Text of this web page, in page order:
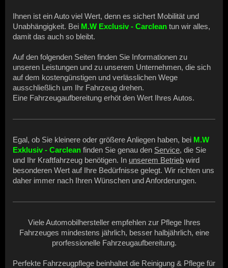
Ihnen ist ein Auto viel Wert, denn es sichert Mobilität und
Unabhängigkeit. Bei M.W Exclusiv - Carclean tun wir alles,
damit das auch so bleibt.
Auf den folgenden Seiten finden Sie Informationen zu
unseren Leistungen und zu unserem Unternehmen, die sich
auf dem kostengünstigen und verlässlichen Wege
ausschließlich um Ihr Fahrzeug drehen.
Eine Fahrzeugaufbereitung erhöt den Wert Ihres Autos.
Egal, ob Sie kleinere oder größere Anliegen haben, bei M.W
Exklusiv - Carclean finden Sie genau den Service, die Sie
und Ihr Kraftfahrzeug benötigen. In unserem Betrieb wird
besonderen Wert auf Ihre Bedürfnisse gelegt. Wir richten uns
daher immer nach Ihren Wünschen und Anforderungen.
Viele Automobilhersteller empfehlen zur Pflege Ihres
Fahrzeuges mindestens jährlich, besser halbjährlich, eine
prorfessionelle Fahrzeugaufbereitung.
Perfekte Fahrzeugpflege beinhaltet die Reinigung & Pflege für